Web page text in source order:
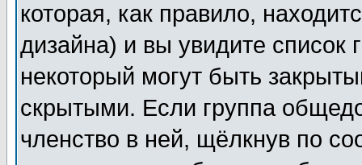
которая, как правило,
дизайна) и вы увидите список
некоторый могут быть
скрытыми. Если группа
членство в ней, щёлкнув по